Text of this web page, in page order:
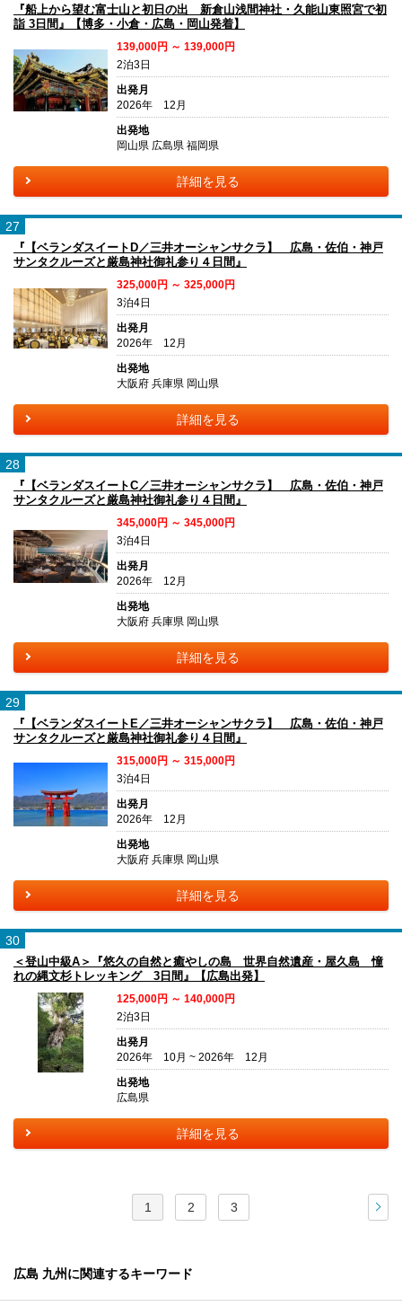
『船上から望む富士山と初日の出 新倉山浅間神社・久能山東照宮で初
詣 3日間』【博多・小倉・広島・岡山発着】
139,000円 ～ 139,000円
2泊3日
出発月
2026年 12月
出発地
岡山県 広島県 福岡県
詳細を見る
27
『【ベランダスイートD／三井オーシャンサクラ】 広島・佐伯・神戸
サンタクルーズと厳島神社御礼参り４日間』
325,000円 ～ 325,000円
3泊4日
出発月
2026年 12月
出発地
大阪府 兵庫県 岡山県
詳細を見る
28
『【ベランダスイートC／三井オーシャンサクラ】 広島・佐伯・神戸
サンタクルーズと厳島神社御礼参り４日間』
345,000円 ～ 345,000円
3泊4日
出発月
2026年 12月
出発地
大阪府 兵庫県 岡山県
詳細を見る
29
『【ベランダスイートE／三井オーシャンサクラ】 広島・佐伯・神戸
サンタクルーズと厳島神社御礼参り４日間』
315,000円 ～ 315,000円
3泊4日
出発月
2026年 12月
出発地
大阪府 兵庫県 岡山県
詳細を見る
30
＜登山中級A＞『悠久の自然と癒やしの島 世界自然遺産・屋久島 憧
れの縄文杉トレッキング 3日間』【広島出発】
125,000円 ～ 140,000円
2泊3日
出発月
2026年 10月 ~ 2026年 12月
出発地
広島県
詳細を見る
1 2 3
広島 九州に関連するキーワード